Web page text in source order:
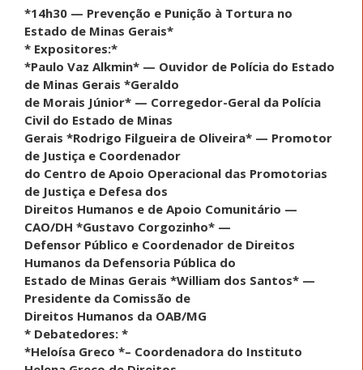
*14h30 — Prevenção e Punição à Tortura no
Estado de Minas Gerais*
* Expositores:*
*Paulo Vaz Alkmin* — Ouvidor de Polícia do Estado
de Minas Gerais *Geraldo
de Morais Júnior* — Corregedor-Geral da Polícia
Civil do Estado de Minas
Gerais *Rodrigo Filgueira de Oliveira* — Promotor
de Justiça e Coordenador
do Centro de Apoio Operacional das Promotorias
de Justiça e Defesa dos
Direitos Humanos e de Apoio Comunitário —
CAO/DH *Gustavo Corgozinho* —
Defensor Público e Coordenador de Direitos
Humanos da Defensoria Pública do
Estado de Minas Gerais *William dos Santos* —
Presidente da Comissão de
Direitos Humanos da OAB/MG
* Debatedores: *
*Heloísa Greco *– Coordenadora do Instituto